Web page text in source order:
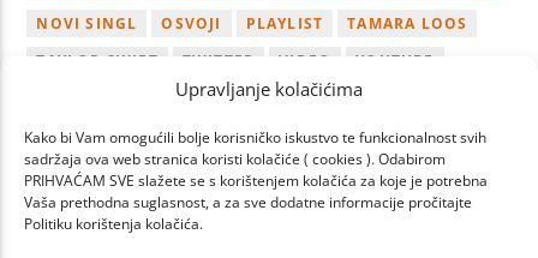
Upravljanje kolačićima
Kako bi Vam omogućili bolje korisničko iskustvo te funkcionalnost svih
sadržaja ova web stranica koristi kolačiće ( cookies ). Odabirom
PRIHVAĆAM SVE slažete se s korištenjem kolačića za koje je potrebna
Vaša prethodna suglasnost, a za sve dodatne informacije pročitajte
Politiku korištenja kolačića.
NOVI SINGL
OSVOJI PLAYLIST
TAMARA LOOS
TAYLOR SWIFT
TWITTER VIDEO
YOUTUBE